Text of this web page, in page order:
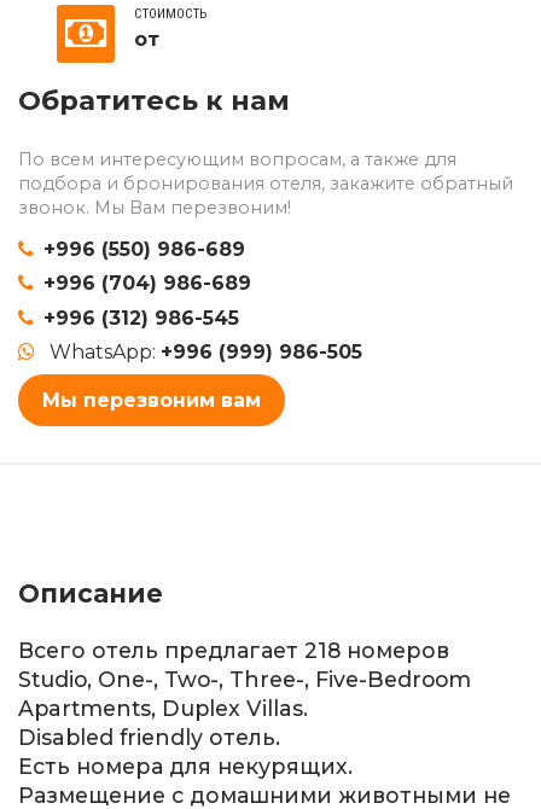
СТОИМОСТЬ
от
Обратитесь к нам
По всем интересующим вопросам, а также для
подбора и бронирования отеля, закажите обратный
звонок. Мы Вам перезвоним!
+996 (550) 986-689
+996 (704) 986-689
+996 (312) 986-545
WhatsApp: +996 (999) 986-505
Мы перезвоним вам
Описание
Всего отель предлагает 218 номеров
Studio, One-, Two-, Three-, Five-Bedroom
Apartments, Duplex Villas.
Disabled friendly отель.
Есть номера для некурящих.
Размещение с домашними животными не